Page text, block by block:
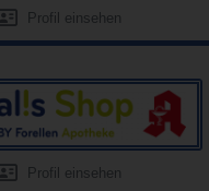
Profil einsehen
Profil einsehen